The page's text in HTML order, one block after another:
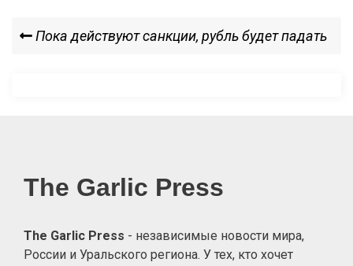
Навигация
Previous
Пока действуют санкции, рубль будет падать
The Garlic Press
The Garlic Press - независимые новости мира,
России и Уральского региона. У тех, кто хочет